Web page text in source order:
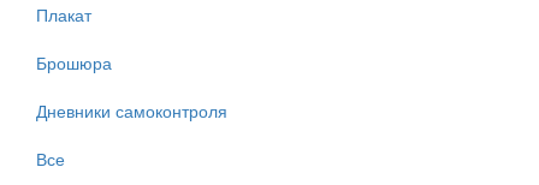
Плакат
Брошюра
Дневники самоконтроля
Все